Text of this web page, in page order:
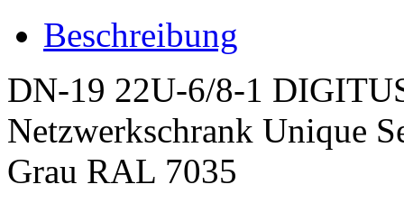
Beschreibung
DN-19 22U-6/8-1
Netzwerkschrank Unique
Grau RAL 7035